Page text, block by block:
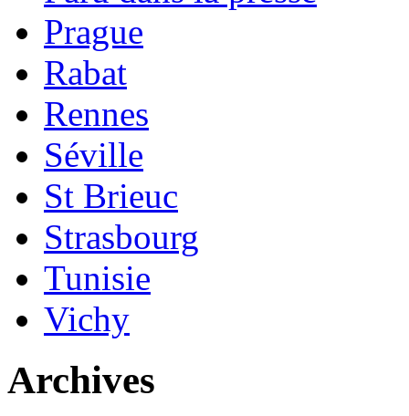
Prague
Rabat
Rennes
Séville
St Brieuc
Strasbourg
Tunisie
Vichy
Archives